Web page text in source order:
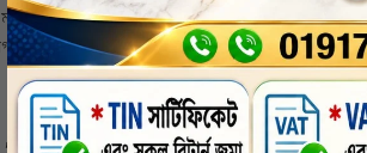
রহমান বলেন, স্কুল শিক্ষিকার বাড়িতে
পেলে আইনগত ব্যবস্থা গ্রহন করা হবে।
, বাগেরহাট জেলা , সর্বশেষ-সংবাদ